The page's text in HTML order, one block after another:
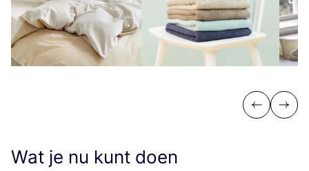
Previous
Next
Wat je nu kunt doen